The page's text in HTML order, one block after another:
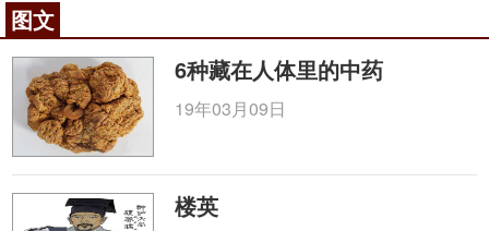
图文
6种藏在人体里的中药
19年03月09日
楼英